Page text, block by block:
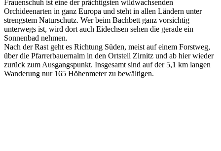
Frauenschuh ist eine der prächtigsten wildwachsenden
Orchideenarten in ganz Europa und steht in allen Ländern unter
strengstem Naturschutz. Wer beim Bachbett ganz vorsichtig
unterwegs ist, wird dort auch Eidechsen sehen die gerade ein
Sonnenbad nehmen.
Nach der Rast geht es Richtung Süden, meist auf einem Forstweg,
über die Pfarrerbauernalm in den Ortsteil Zirnitz und ab hier wieder
zurück zum Ausgangspunkt. Insgesamt sind auf der 5,1 km langen
Wanderung nur 165 Höhenmeter zu bewältigen.